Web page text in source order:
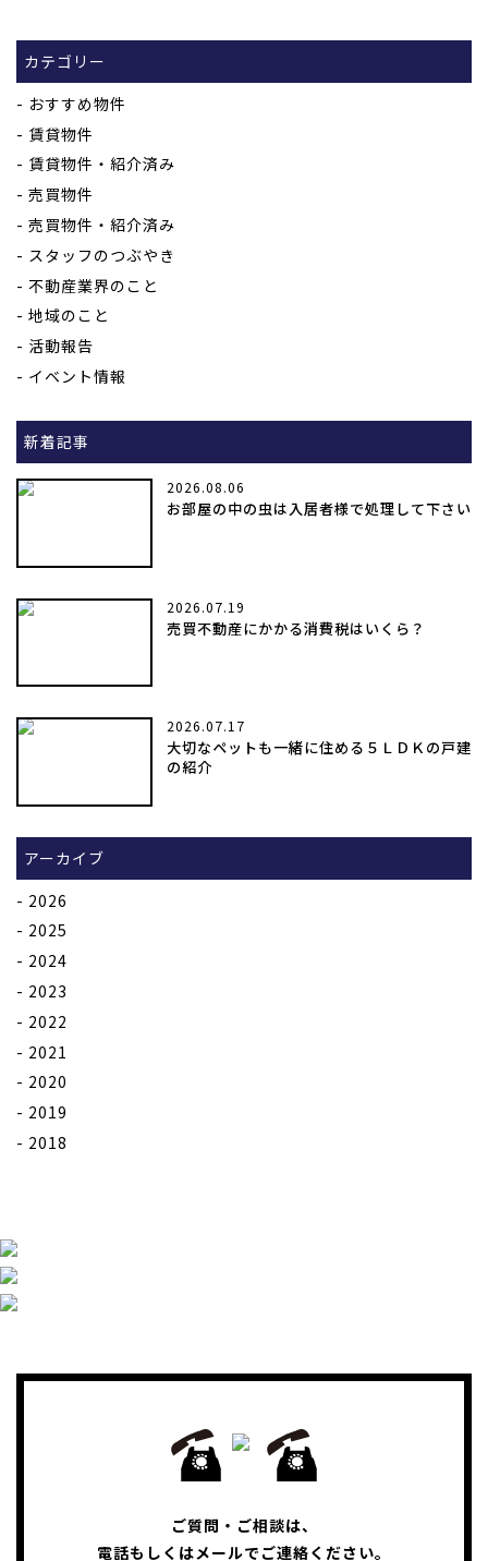
カテゴリー
おすすめ物件
賃貸物件
賃貸物件・紹介済み
売買物件
売買物件・紹介済み
スタッフのつぶやき
不動産業界のこと
地域のこと
活動報告
イベント情報
新着記事
2026.08.06
お部屋の中の虫は入居者様で処理して下さい
2026.07.19
売買不動産にかかる消費税はいくら？
2026.07.17
大切なペットも一緒に住める５ＬＤＫの戸建
の紹介
アーカイブ
2026
2025
2024
2023
2022
2021
2020
2019
2018
ご質問・ご相談は、
電話もしくはメールでご連絡ください。